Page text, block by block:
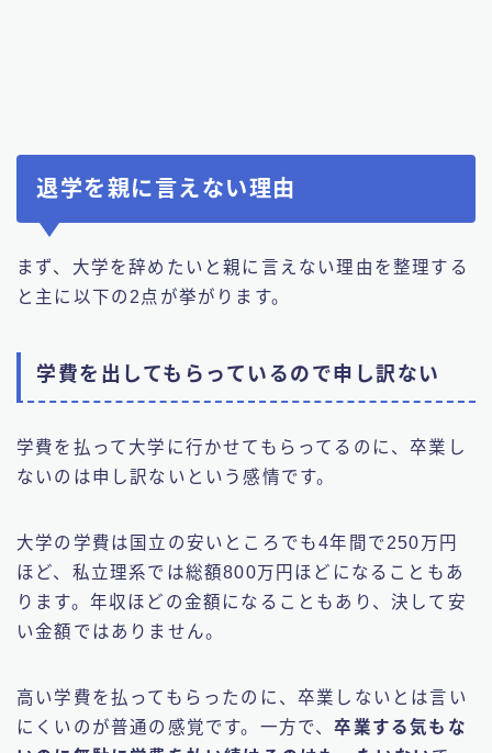
退学を親に言えない理由
まず、大学を辞めたいと親に言えない理由を整理する
と主に以下の2点が挙がります。
学費を出してもらっているので申し訳ない
学費を払って大学に行かせてもらってるのに、卒業し
ないのは申し訳ないという感情です。
大学の学費は国立の安いところでも4年間で250万円
ほど、私立理系では総額800万円ほどになることもあ
ります。年収ほどの金額になることもあり、決して安
い金額ではありません。
高い学費を払ってもらったのに、卒業しないとは言い
にくいのが普通の感覚です。一方で、卒業する気もな